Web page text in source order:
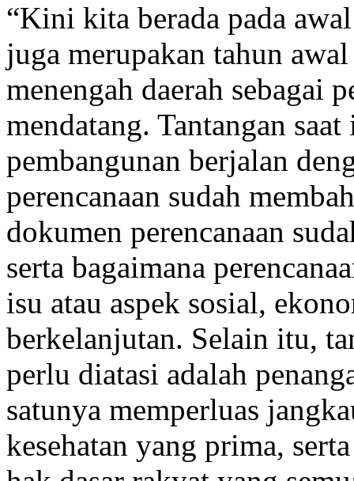
“Kini kita berada pada
juga merupakan tahun
menengah daerah sebagai
mendatang. Tantangan
pembangunan berjalan
perencanaan sudah
dokumen perencanaan
serta bagaimana
isu atau aspek sosial,
berkelanjutan. Selain itu,
perlu diatasi adalah
satunya memperluas
kesehatan yang prima,